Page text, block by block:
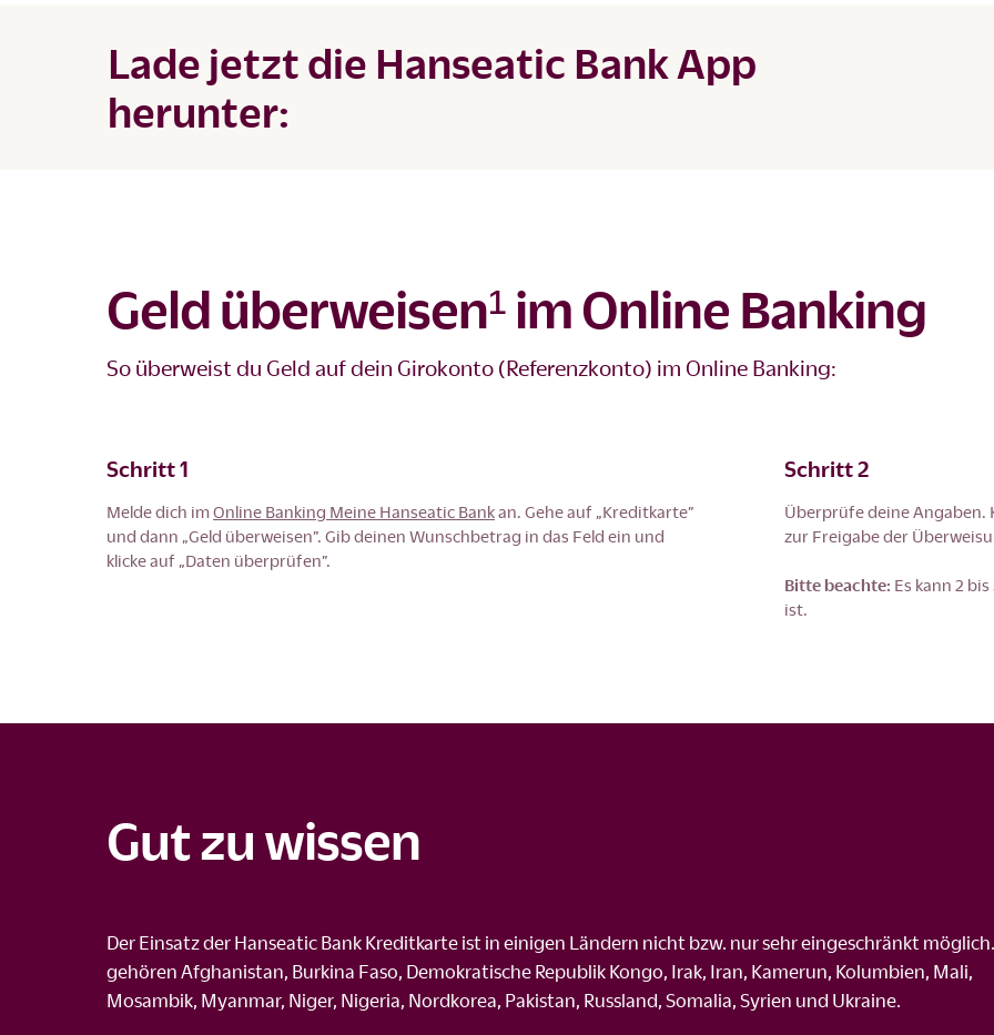
Lade jetzt die Hanseatic Bank App
herunter:
Geld überweisen¹ im Online Banking
So überweist du Geld auf dein Girokonto (Referenzkonto) im Online Banking:
Schritt 1
Melde dich im Online Banking Meine Hanseatic Bankan. Gehe auf „Kreditkarte”
und dann „Geld überweisen”. Gib deinen Wunschbetrag in das Feld ein und
klicke auf „Daten überprüfen”.
Schritt 2
Überprüfe deine Angaben.
zur Freigabe der
Bitte beachte: Es kann 2
ist.
Gut zu wissen
Der Einsatz der Hanseatic Bank Kreditkarte ist in einigen Ländern nicht bzw. nur sehr eingeschränkt
gehören Afghanistan, Burkina Faso, Demokratische Republik Kongo, Irak, Iran, Kamerun, Kolumbien, Mali,
Mosambik, Myanmar, Niger, Nigeria, Nordkorea, Pakistan, Russland, Somalia, Syrien und Ukraine.